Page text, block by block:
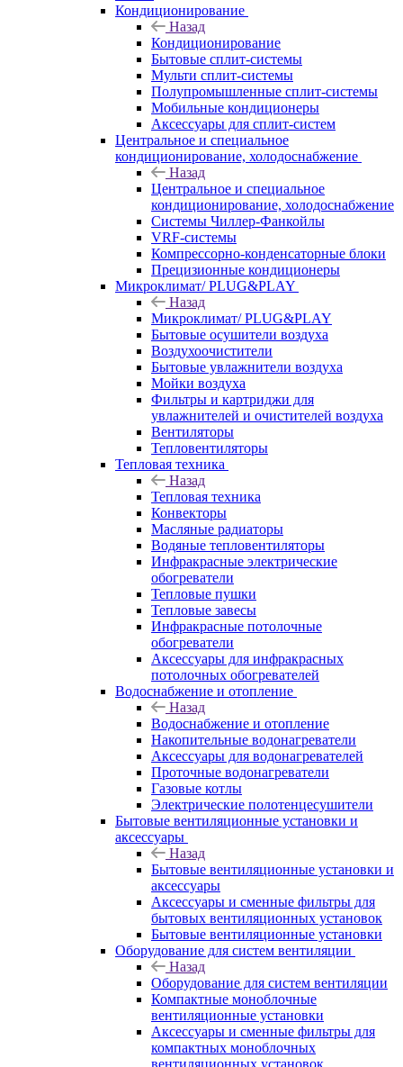
Кондиционирование
Назад
Кондиционирование
Бытовые сплит-системы
Мульти сплит-системы
Полупромышленные сплит-системы
Мобильные кондиционеры
Аксессуары для сплит-систем
Центральное и специальное
кондиционирование, холодоснабжение
Назад
Центральное и специальное
кондиционирование, холодоснабжение
Системы Чиллер-Фанкойлы
VRF-системы
Компрессорно-конденсаторные блоки
Прецизионные кондиционеры
Микроклимат/ PLUG&PLAY
Назад
Микроклимат/ PLUG&PLAY
Бытовые осушители воздуха
Воздухоочистители
Бытовые увлажнители воздуха
Мойки воздуха
Фильтры и картриджи для
увлажнителей и очистителей воздуха
Вентиляторы
Тепловентиляторы
Тепловая техника
Назад
Тепловая техника
Конвекторы
Масляные радиаторы
Водяные тепловентиляторы
Инфракрасные электрические
обогреватели
Тепловые пушки
Тепловые завесы
Инфракрасные потолочные
обогреватели
Аксессуары для инфракрасных
потолочных обогревателей
Водоснабжение и отопление
Назад
Водоснабжение и отопление
Накопительные водонагреватели
Аксессуары для водонагревателей
Проточные водонагреватели
Газовые котлы
Электрические полотенцесушители
Бытовые вентиляционные установки и
аксессуары
Назад
Бытовые вентиляционные установки и
аксессуары
Аксессуары и сменные фильтры для
бытовых вентиляционных установок
Бытовые вентиляционные установки
Оборудование для систем вентиляции
Назад
Оборудование для систем вентиляции
Компактные моноблочные
вентиляционные установки
Аксессуары и сменные фильтры для
компактных моноблочных
вентиляционных установок